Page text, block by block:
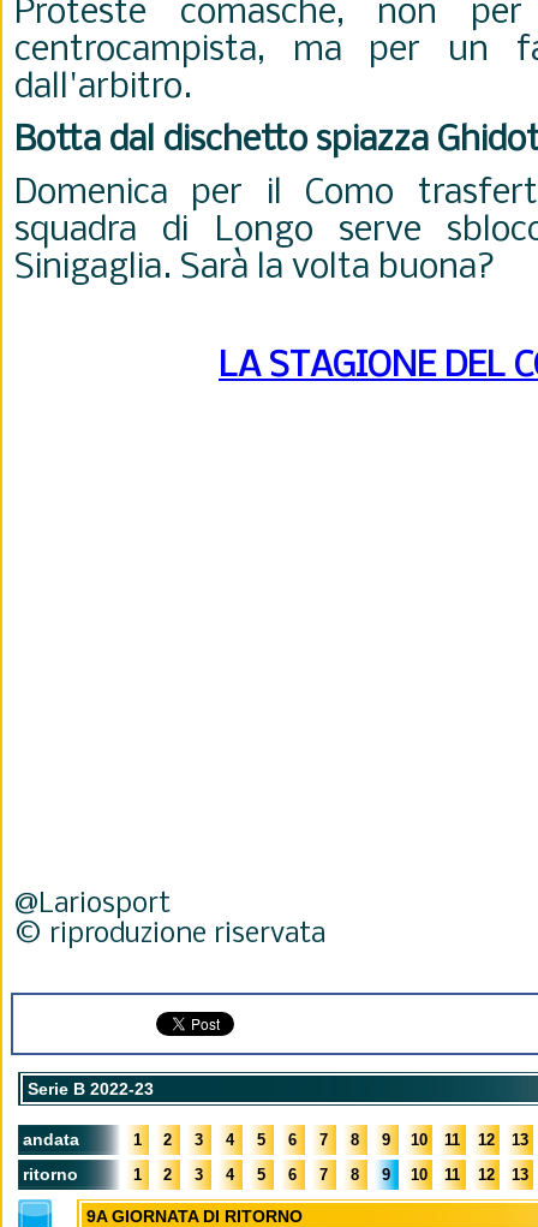
Proteste comasche, non
centrocampista, ma per un
dall'arbitro.
Botta dal dischetto spiazza
Domenica per il Como
squadra di Longo serve
Sinigaglia. Sarà la volta buona?
LA STAGIONE DEL
@Lariosport
© riproduzione riservata
Serie B 2022-23
andata 1 2 3 4 5 6 7 8 9 10 11 12 13
ritorno 1 2 3 4 5 6 7 8 9 10 11 12 13
9A GIORNATA DI RITORNO